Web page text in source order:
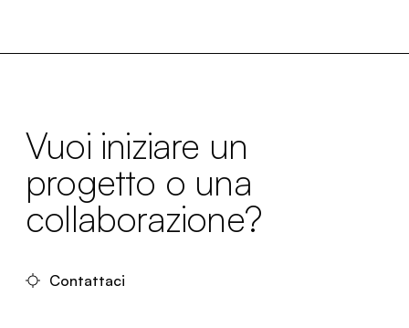
Vuoi iniziare un
progetto o una
collaborazione?
Contattaci